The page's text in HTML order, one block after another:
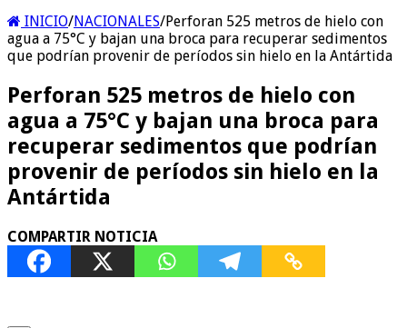
INICIO/NACIONALES/Perforan 525 metros de hielo con
agua a 75°C y bajan una broca para recuperar sedimentos
que podrían provenir de períodos sin hielo en la Antártida
Perforan 525 metros de hielo con
agua a 75°C y bajan una broca para
recuperar sedimentos que podrían
provenir de períodos sin hielo en la
Antártida
COMPARTIR NOTICIA